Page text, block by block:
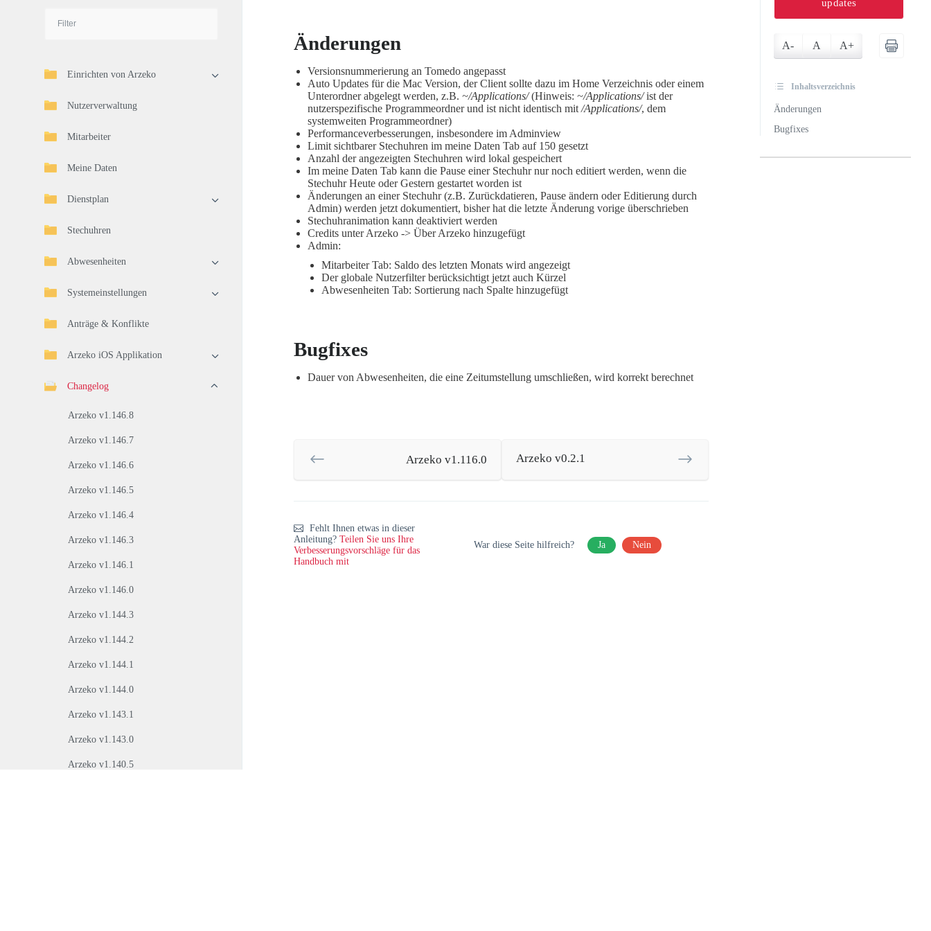
Einrichten von Arzeko
Nutzerverwaltung
Mitarbeiter
Meine Daten
Dienstplan
Stechuhren
Abwesenheiten
Systemeinstellungen
Anträge & Konflikte
Arzeko iOS Applikation
Changelog
Arzeko v1.146.8
Arzeko v1.146.7
Arzeko v1.146.6
Arzeko v1.146.5
Arzeko v1.146.4
Arzeko v1.146.3
Arzeko v1.146.1
Arzeko v1.146.0
Arzeko v1.144.3
Arzeko v1.144.2
Arzeko v1.144.1
Arzeko v1.144.0
Arzeko v1.143.1
Arzeko v1.143.0
Arzeko v1.140.5
Änderungen
Versionsnummerierung an Tomedo angepasst
Auto Updates für die Mac Version, der Client sollte dazu im Home Verzeichnis oder einem
Unterordner abgelegt werden, z.B. ~/Applications/(Hinweis: ~/Applications/ist der
nutzerspezifische Programmeordner und ist nicht identisch mit /Applications/, dem
systemweiten Programmeordner)
Performanceverbesserungen, insbesondere im Adminview
Limit sichtbarer Stechuhren im meine Daten Tab auf 150 gesetzt
Anzahl der angezeigten Stechuhren wird lokal gespeichert
Im meine Daten Tab kann die Pause einer Stechuhr nur noch editiert werden, wenn die
Stechuhr Heute oder Gestern gestartet worden ist
Änderungen an einer Stechuhr (z.B. Zurückdatieren, Pause ändern oder Editierung durch
Admin) werden jetzt dokumentiert, bisher hat die letzte Änderung vorige überschrieben
Stechuhranimation kann deaktiviert werden
Credits unter Arzeko -> Über Arzeko hinzugefügt
Admin:
Mitarbeiter Tab: Saldo des letzten Monats wird angezeigt
Der globale Nutzerfilter berücksichtigt jetzt auch Kürzel
Abwesenheiten Tab: Sortierung nach Spalte hinzugefügt
Bugfixes
Dauer von Abwesenheiten, die eine Zeitumstellung umschließen, wird korrekt berechnet
Arzeko v1.116.0 Arzeko v0.2.1
Fehlt Ihnen etwas in dieser
Anleitung? Teilen Sie uns Ihre
Verbesserungsvorschläge für das
Handbuch mit
War diese Seite hilfreich? Ja Nein
updates
A- A A+
Inhaltsverzeichnis
Änderungen
Bugfixes